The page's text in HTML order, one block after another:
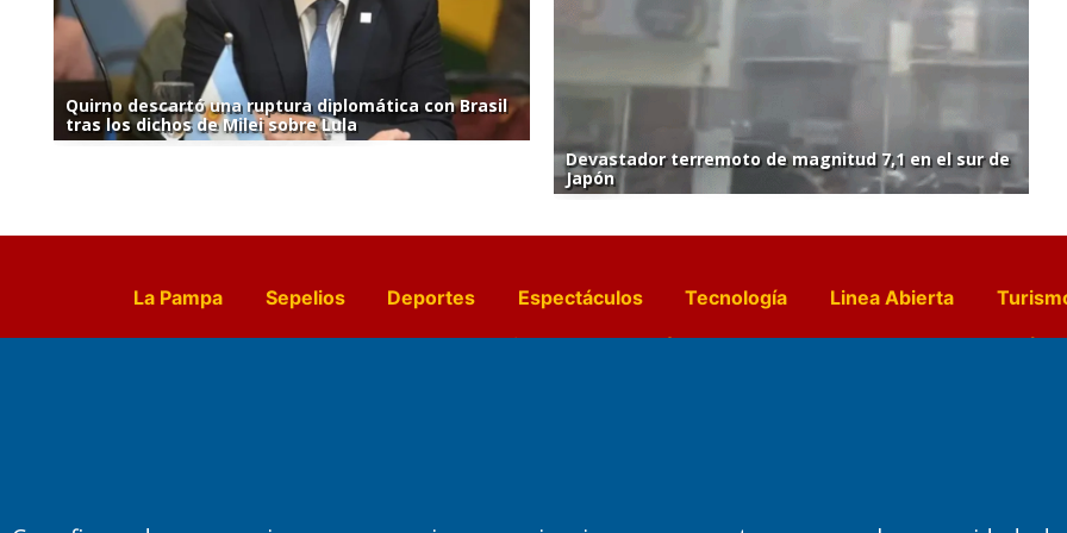
Quirno descartó una ruptura diplomática con Brasil
tras los dichos de Milei sobre Lula
Devastador terremoto de magnitud 7,1 en el sur de
Japón
La Pampa Sepelios Deportes Espectáculos Tecnología Linea Abierta
Culturales
Agro La Pampa Cocina y Gastronomía Suplementos Anuales